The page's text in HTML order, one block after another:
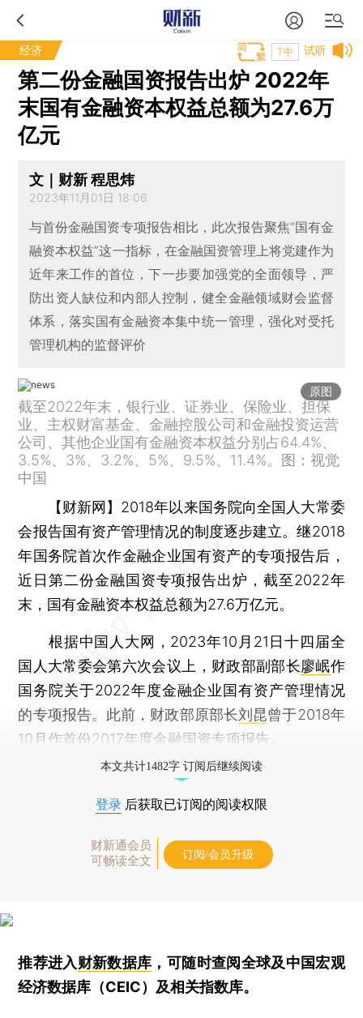
经济 试听
T中
第二份金融国资报告出炉 2022年
末国有金融资本权益总额为27.6万
亿元
文｜财新 程思炜
2023年11月01日 18:06
与首份金融国资专项报告相比，此次报告聚焦“国有金
融资本权益”这一指标，在金融国资管理上将党建作为
近年来工作的首位，下一步要加强党的全面领导，严
防出资人缺位和内部人控制，健全金融领域财会监督
体系，落实国有金融资本集中统一管理，强化对受托
管理机构的监督评价
原图
截至2022年末，银行业、证券业、保险业、担保
业、主权财富基金、金融控股公司和金融投资运营
公司、其他企业国有金融资本权益分别占64.4%、
3.5%、3%、3.2%、5%、9.5%、11.4%。图：视觉
中国
【财新网】 2018年以来国务院向全国人大常委
会报告国有资产管理情况的制度逐步建立。继2018
年国务院首次作金融企业国有资产的专项报告后，
近日第二份金融国资专项报告出炉，截至2022年
末，国有金融资本权益总额为27.6万亿元。
根据中国人大网，2023年10月21日十四届全
国人大常委会第六次会议上，财政部副部长廖岷作
国务院关于2022年度金融企业国有资产管理情况
的专项报告。此前，财政部原部长刘昆曾于2018年
10月作首份2017年度金融国资专项报告。
本文共计1482字 订阅后继续阅读
登录 后获取已订阅的阅读权限
财新通会员
可畅读全文
订阅/会员升级
推荐进入财新数据库 ，可随时查阅全球及中国宏观
经济数据库（CEIC）及相关指数库。